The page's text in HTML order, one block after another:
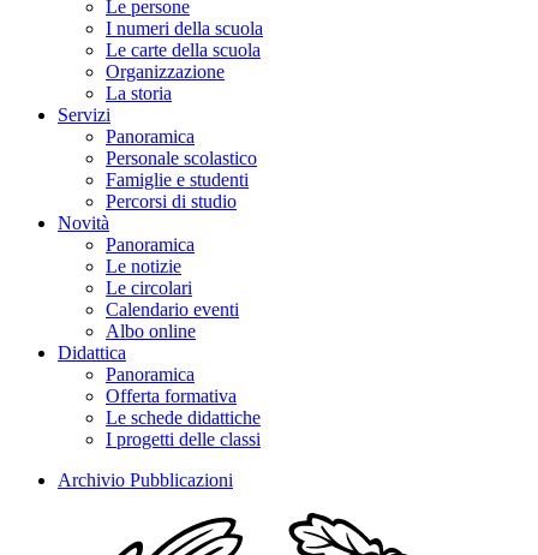
Le persone
I numeri della scuola
Le carte della scuola
Organizzazione
La storia
Servizi
Panoramica
Personale scolastico
Famiglie e studenti
Percorsi di studio
Novità
Panoramica
Le notizie
Le circolari
Calendario eventi
Albo online
Didattica
Panoramica
Offerta formativa
Le schede didattiche
I progetti delle classi
Archivio Pubblicazioni